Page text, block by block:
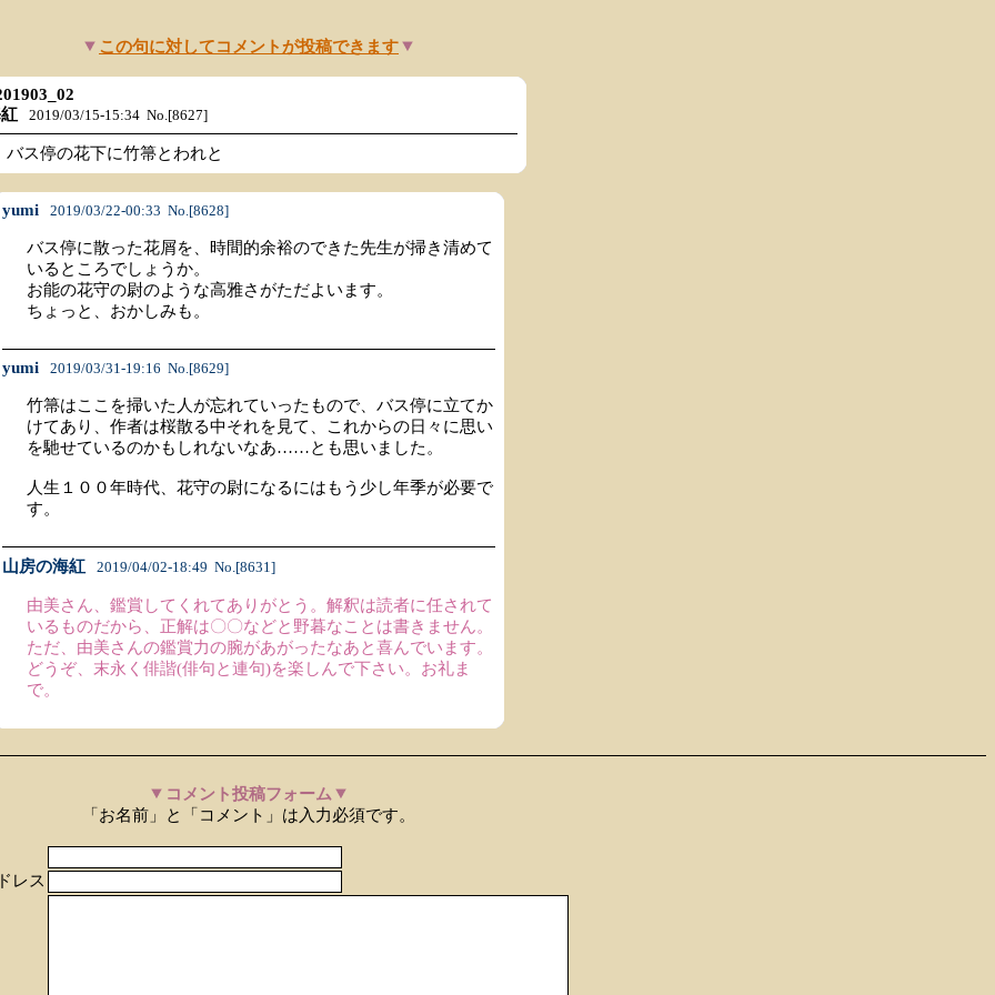
この句に対してコメントが投稿できます
2019/03/15-15:34 No.[8627]
バス停の花下に竹箒とわれと
yumi 2019/03/22-00:33 No.[8628]
バス停に散った花屑を、時間的余裕のできた先生が掃き清めて
いるところでしょうか。
お能の花守の尉のような高雅さがただよいます。
ちょっと、おかしみも。
yumi 2019/03/31-19:16 No.[8629]
竹箒はここを掃いた人が忘れていったもので、バス停に立てか
けてあり、作者は桜散る中それを見て、これからの日々に思い
を馳せているのかもしれないなあ……とも思いました。
人生１００年時代、花守の尉になるにはもう少し年季が必要で
す。
山房の海紅 2019/04/02-18:49 No.[8631]
由美さん、鑑賞してくれてありがとう。解釈は読者に任されて
いるものだから、正解は〇〇などと野暮なことは書きません。
ただ、由美さんの鑑賞力の腕があがったなあと喜んでいます。
どうぞ、末永く俳諧(俳句と連句)を楽しんで下さい。お礼ま
で。
コメント投稿フォーム
「お名前」と「コメント」は入力必須です。
レス